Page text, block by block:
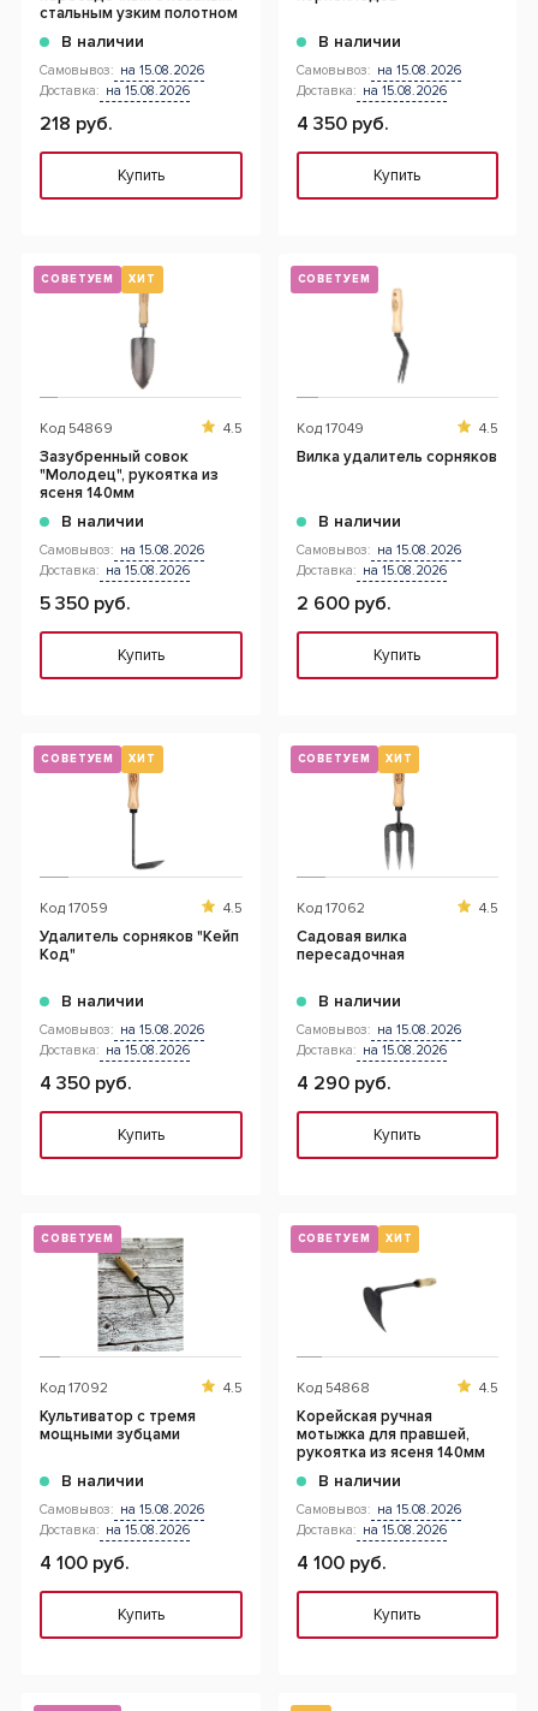
стальным узким полотном
В наличии
Самовывоз: на 15.08.2026
Доставка: на 15.08.2026
218 руб.
Купить
В наличии
Самовывоз: на 15.08.2026
Доставка: на 15.08.2026
4 350 руб.
Купить
СОВЕТУЕМ ХИТ
Код 54869 4.5
Зазубренный совок
"Молодец", рукоятка из
ясеня 140мм
В наличии
Самовывоз: на 15.08.2026
Доставка: на 15.08.2026
5 350 руб.
Купить
СОВЕТУЕМ
Код 17049 4.5
Вилка удалитель сорняков
В наличии
Самовывоз: на 15.08.2026
Доставка: на 15.08.2026
2 600 руб.
Купить
СОВЕТУЕМ ХИТ
Код 17059 4.5
Удалитель сорняков "Кейп
Код"
В наличии
Самовывоз: на 15.08.2026
Доставка: на 15.08.2026
4 350 руб.
Купить
СОВЕТУЕМ ХИТ
Код 17062 4.5
Садовая вилка
пересадочная
В наличии
Самовывоз: на 15.08.2026
Доставка: на 15.08.2026
4 290 руб.
Купить
СОВЕТУЕМ
Код 17092 4.5
Культиватор с тремя
мощными зубцами
В наличии
Самовывоз: на 15.08.2026
Доставка: на 15.08.2026
4 100 руб.
Купить
СОВЕТУЕМ ХИТ
Код 54868 4.5
Корейская ручная
мотыжка для правшей,
рукоятка из ясеня 140мм
В наличии
Самовывоз: на 15.08.2026
Доставка: на 15.08.2026
4 100 руб.
Купить